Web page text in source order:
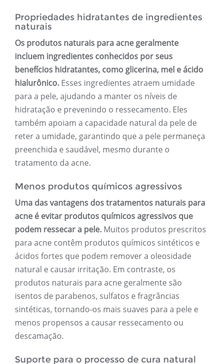
Propriedades hidratantes de ingredientes
naturais
Os produtos naturais para acne geralmente
incluem ingredientes conhecidos por seus
benefícios hidratantes, como glicerina, mel e ácido
hialurônico. Esses ingredientes atraem umidade
para a pele, ajudando a manter os níveis de
hidratação e prevenindo o ressecamento. Eles
também apoiam a capacidade natural da pele de
reter a umidade, garantindo que a pele permaneça
preenchida e saudável, mesmo durante o
tratamento da acne.
Menos produtos químicos agressivos
Uma das vantagens dos tratamentos naturais para
acne é evitar produtos químicos agressivos que
podem ressecar a pele. Muitos produtos prescritos
para acne contêm produtos químicos sintéticos e
ácidos fortes que podem remover a oleosidade
natural e causar irritação. Em contraste, os
produtos naturais para acne geralmente são
isentos de parabenos, sulfatos e fragrâncias
sintéticas, tornando-os mais suaves para a pele e
menos propensos a causar ressecamento ou
descamação.
Suporte para o processo de cura natural